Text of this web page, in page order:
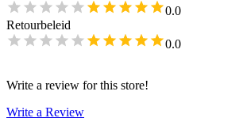
0.0
Retourbeleid
0.0
Write a review for this store!
Write a Review